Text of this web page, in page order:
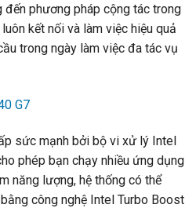
đến phương pháp cộng tác trong
kết nối và làm việc hiệu quả
trong ngày làm việc đa tác vụ
sức mạnh bởi bộ vi xử lý Intel
phép bạn chạy nhiều ứng dụng
năng lượng, hệ thống có thể
công nghệ Intel Turbo Boost